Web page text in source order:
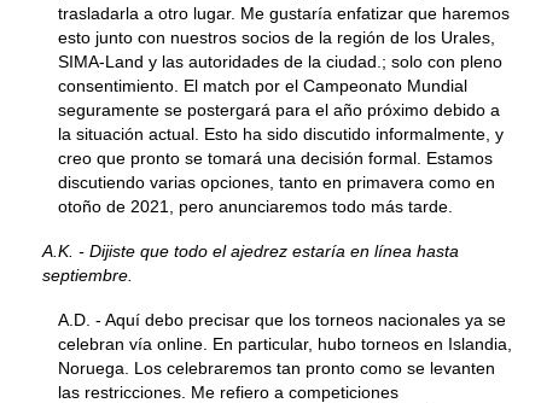
trasladarla a otro lugar. Me gustaría enfatizar que haremos
esto junto con nuestros socios de la región de los Urales,
SIMA-Land y las autoridades de la ciudad.; solo con pleno
consentimiento. El match por el Campeonato Mundial
seguramente se postergará para el año próximo debido a
la situación actual. Esto ha sido discutido informalmente, y
creo que pronto se tomará una decisión formal. Estamos
discutiendo varias opciones, tanto en primavera como en
otoño de 2021, pero anunciaremos todo más tarde.
A.K. - Dijiste que todo el ajedrez estaría en línea hasta
septiembre.
A.D. - Aquí debo precisar que los torneos nacionales ya se
celebran vía online. En particular, hubo torneos en Islandia,
Noruega. Los celebraremos tan pronto como se levanten
las restricciones. Me refiero a competiciones